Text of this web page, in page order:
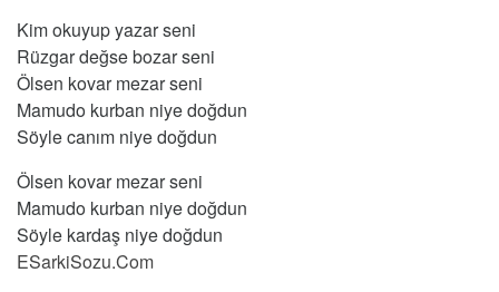
Kim okuyup yazar seni
Rüzgar değse bozar seni
Ölsen kovar mezar seni
Mamudo kurban niye doğdun
Söyle canım niye doğdun
Ölsen kovar mezar seni
Mamudo kurban niye doğdun
Söyle kardaş niye doğdun
ESarkiSozu.Com